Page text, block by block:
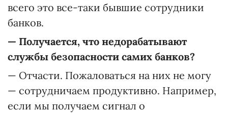
всего это все-таки бывшие сотрудники
банков.
— Получается, что недорабатывают
службы безопасности самих банков?
— Отчасти. Пожаловаться на них не могу
— сотрудничаем продуктивно. Например,
если мы получаем сигнал о